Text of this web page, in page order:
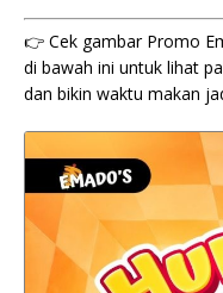
👉 Cek gambar Promo
di bawah ini untuk lihat
dan bikin waktu makan